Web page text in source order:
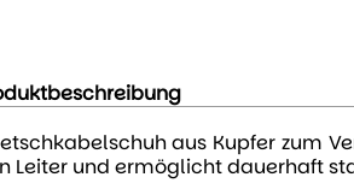
aus Kupfer zum
Leiter und ermöglicht dauerhaft